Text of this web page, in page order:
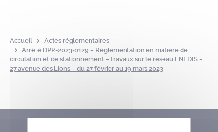
Accueil
Actes réglementaires
Arrêté DPR-2023-0129 – Réglementation en matière de
circulation et de stationnement – travaux sur le réseau ENEDIS –
27 avenue des Lions – du 27 février au 19 mars 2023